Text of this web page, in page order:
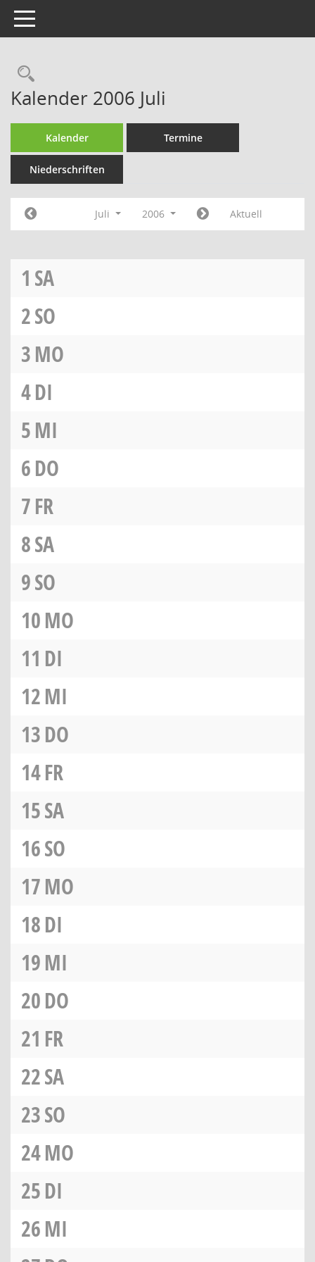
Toggle navigation
Rechercheauswahl
Kalender 2006 Juli
Kalender Termine
Niederschriften
Juli 2006 Aktuell
1 SA
2SO
3MO
4DI
5MI
6DO
7FR
8SA
9SO
10MO
11 DI
12MI
13DO
14FR
15SA
16SO
17MO
18DI
19MI
20DO
21 FR
22SA
23SO
24MO
25DI
26MI